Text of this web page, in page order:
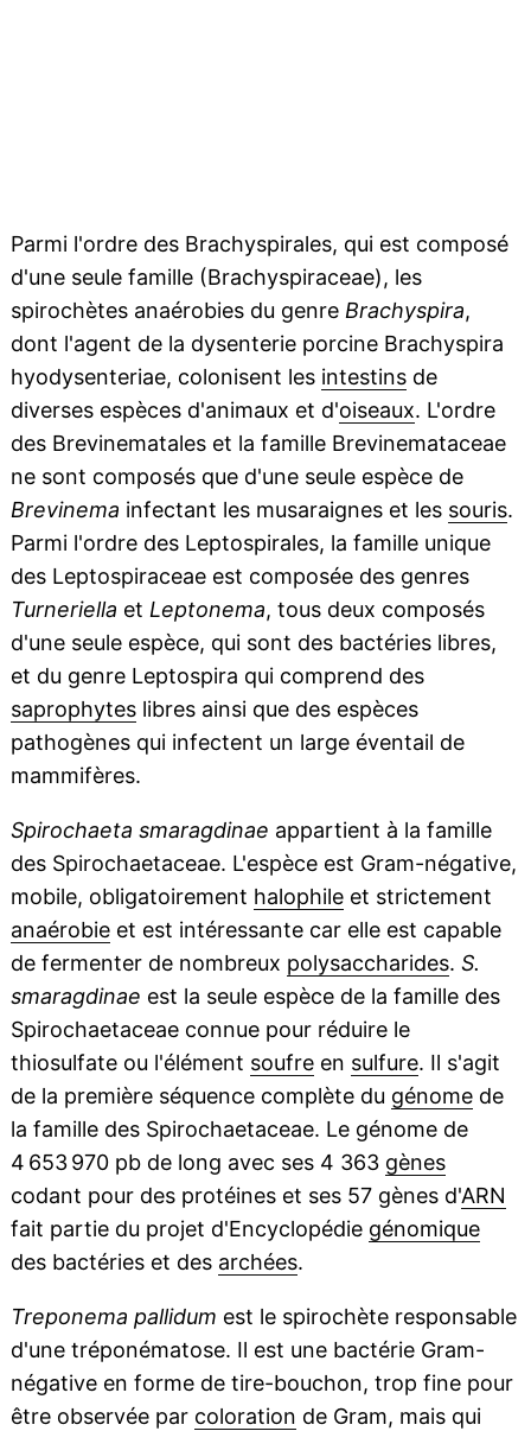
Parmi l'ordre des Brachyspirales, qui est composé
d'une seule famille (Brachyspiraceae), les
spirochètes anaérobies du genre Brachyspira,
dont l'agent de la dysenterie porcine Brachyspira
hyodysenteriae, colonisent les intestinsde
diverses espèces d'animaux et d'oiseaux. L'ordre
des Brevinematales et la famille Brevinemataceae
ne sont composés que d'une seule espèce de
Brevinema infectant les musaraignes et les souris.
Parmi l'ordre des Leptospirales, la famille unique
des Leptospiraceae est composée des genres
Turneriella et Leptonema, tous deux composés
d'une seule espèce, qui sont des bactéries libres,
et du genre Leptospira qui comprend des
saprophyteslibres ainsi que des espèces
pathogènes qui infectent un large éventail de
mammifères.
Spirochaeta smaragdinae appartient à la famille
des Spirochaetaceae. L'espèce est Gram-négative,
mobile, obligatoirement halophileet strictement
anaérobieet est intéressante car elle est capable
de fermenter de nombreux polysaccharides. S.
smaragdinae est la seule espèce de la famille des
Spirochaetaceae connue pour réduire le
thiosulfate ou l'élément soufreen sulfure. Il s'agit
de la première séquence complète du génomede
la famille des Spirochaetaceae. Le génome de
4 653 970 pb de long avec ses 4 363 gènes
codant pour des protéines et ses 57 gènes d'ARN
fait partie du projet d'Encyclopédie génomique
des bactéries et des archées.
Treponema pallidum est le spirochète responsable
d'une tréponématose. Il est une bactérie Gram-
négative en forme de tire-bouchon, trop fine pour
être observée par coloration de Gram, mais qui